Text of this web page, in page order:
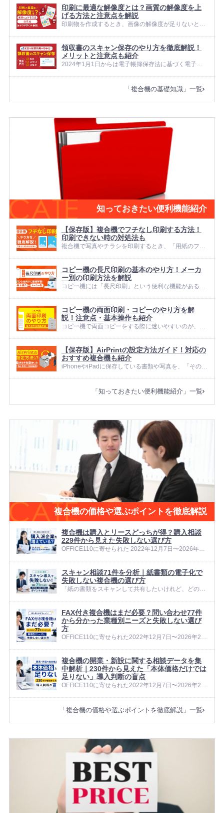
多い企業では、コピー用紙は毎日使う重要な消耗品で
す。しかし、コピー用紙にはさまざまな種類があり、
それぞれに適した用途や得意...
印刷に最適な解像度とは？画質の解像度を上
げる方法と注意点を解説
印刷物を作成するとき、画像の解像度が足りないと、
なってしまい、思ったような仕上がりになりません。
チラシや資料をきれいに見せたい場面ほど、どの程度
の解像度が必要かを意識するこ...
領収書のスキャン保存のやり方を徹底解説！
メリットと注意点も紹介
2024年1月1日からは電子帳簿保存法に基づく電子取
書のスキャンにはさまざまな要件が定められているた
め、ただ写真を撮ってフ...
「複合機の基礎知識」一覧
知っておきたい便利機能紹介
【保存版】複合機でフチなし印刷する方法！
印刷できない時の対処法も
複合機で写真やチラシを印刷するとき、「用紙のフチ
はないでしょうか。ところが、実際に印刷してみると
意図せず白い余白が残ってしまい、「この複合機でフ
チなし印刷はできるの？」と迷...
コピー機の長尺印刷の基本のやり方！メーカ
ー別の印刷方法を解説
コピー機には「長尺印刷」という便利な機能があるこ
セールの際に使用されるポスターや看板など、縦長の
掲示物を作成する際に非常に役立つ機能です。 長尺印
刷を活用することで、イン...
コピー機の両面印刷・コピーのやり方を解
説！注意点・基本操作も紹介
コピー機で両面コピーをする際に迷いやすいのが、原
ると、裏面が逆向きになったり、片面だけ白紙で出力
されたりすることがあります。 特に、片面原稿を両面
にまとめる場合や、冊子のよ...
【保存版】AirPrintの設定方法ガイド！対応の
おすすめ複合機も紹介
iPhoneやiPadに保存している書類や写真を、「そのま
み： 毎回パソコンにデータを移してから印刷していて
手間がかかる ...
「知っておきたい便利機能紹介」一覧
複合機の価格や選ぶポイントを徹底解説
複合機は購入とリースどっちが得？購入相談
229件から見えた失敗しない選び方
OFFICE110に寄せられた 2022年12月7日〜2026年2
「リースで借りる」だけでなく、「購入して所有す
る」前提で検討する企業が一定数いることが分かりま
した。 特に...
スキャン相談71件を分析｜紙書類の電子化で
失敗しない複合機の選び方
「紙の書類をスキャンして共有したいけれど、どの複
くありません。 OFFICE110に寄せられた2022年12月
7日〜2026年2月28日の相談データをAIで解析したと
ころ、...
FAX付き複合機はまだ必要？問い合わせ77件
から分かった業種別ニーズと失敗しない選び
方
OFFICE110に寄せられた2022年12月7日〜2026年2月
関する相談は新規問い合わせ851件中77件確認されま
した。 「今どきFAXなんて使わない」と考える人...
複合機の開業・新設に関する相談データを集
中解析｜230件から見えた「本体価格だけでは
足りない」導入判断の盲点
OFFICE110に寄せられた2022年12月7日〜2026年2月
れは、新規問い合わせログ全体の 約27.0% に...
「複合機の価格や選ぶポイントを徹底解説」一覧